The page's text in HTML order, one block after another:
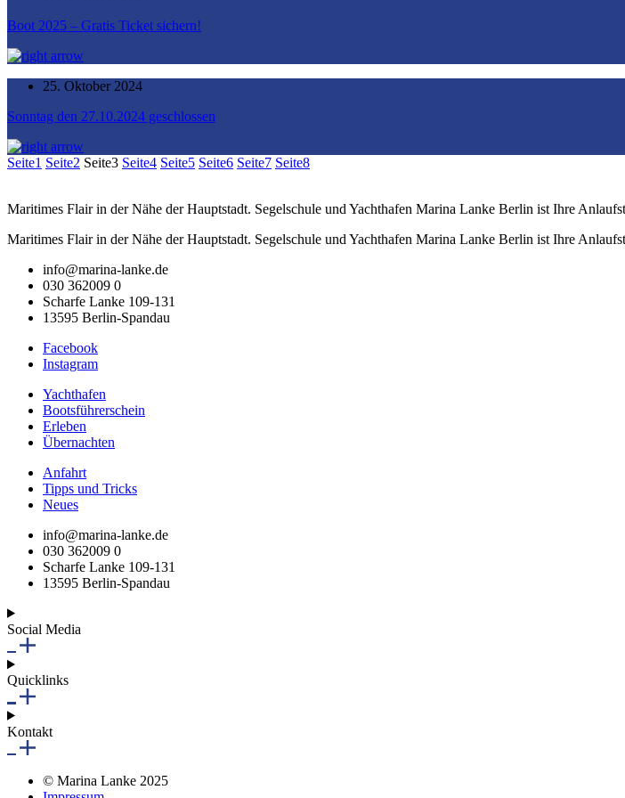
Boot 2025 – Gratis Ticket sichern!
25. Oktober 2024
Sonntag den 27.10.2024 geschlossen
Seite1 Seite2 Seite3 Seite4 Seite5 Seite6 Seite7 Seite8
Maritimes Flair in der Nähe der Hauptstadt. Segelschule und Yachthafen Marina Lanke Berlin ist Ihre
Maritimes Flair in der Nähe der Hauptstadt. Segelschule und Yachthafen Marina Lanke Berlin ist Ihre
info@marina-lanke.de
030 362009 0
Scharfe Lanke 109-131
13595 Berlin-Spandau
Facebook
Instagram
Yachthafen
Bootsführerschein
Erleben
Übernachten
Anfahrt
Tipps und Tricks
Neues
info@marina-lanke.de
030 362009 0
Scharfe Lanke 109-131
13595 Berlin-Spandau
Social Media
Quicklinks
Kontakt
© Marina Lanke 2025